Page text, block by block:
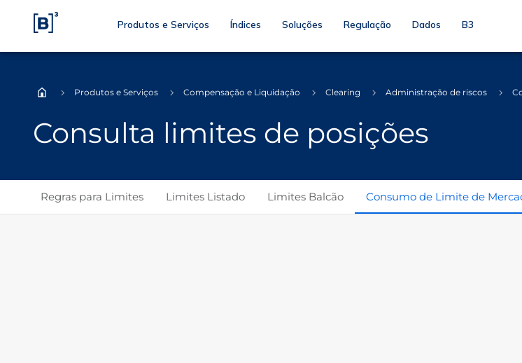
Produtos e Serviços Índices Soluções Regulação Dados B3
Consulta limites de posições
Produtos e Serviços Compensação e Liquidação Clearing Administração de riscos
Regras para Limites Limites Listado Limites Balcão Consumo de Limite de